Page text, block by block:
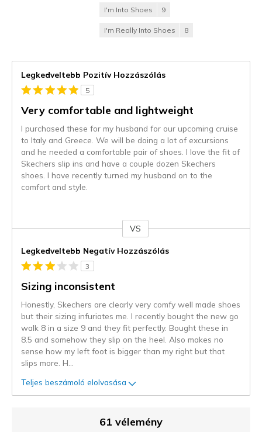
I'm Into Shoes 9
I'm Really Into Shoes 8
Legkedveltebb Pozitív Hozzászólás
5
Very comfortable and lightweight
I purchased these for my husband for our upcoming cruise
to Italy and Greece. We will be doing a lot of excursions
and he needed a comfortable pair of shoes. I love the fit of
Skechers slip ins and have a couple dozen Skechers
shoes. I have recently turned my husband on to the
comfort and style.
VS
Legkedveltebb Negatív Hozzászólás
3
Sizing inconsistent
Honestly, Skechers are clearly very comfy well made shoes
but their sizing infuriates me. I recently bought the new go
walk 8 in a size 9 and they fit perfectly. Bought these in
8.5 and somehow they slip on the heel. Also makes no
sense how my left foot is bigger than my right but that
slips more. H
Teljes beszámoló elolvasása
61 vélemény